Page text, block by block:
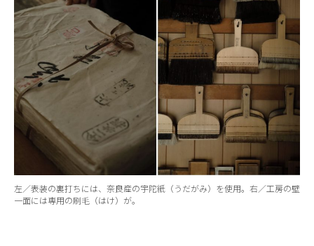
左／表装の裏打ちには、奈良産の宇陀紙（うだがみ）を使用。右／工房の壁
一面には専用の刷毛（はけ）が。